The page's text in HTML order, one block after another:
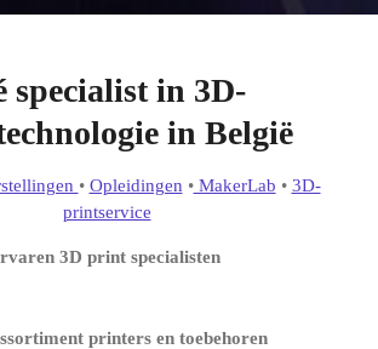
specialist in 3D-
in België
• Opleidingen •MakerLab • 3D-
printservice
3D print specialisten
printers en toebehoren